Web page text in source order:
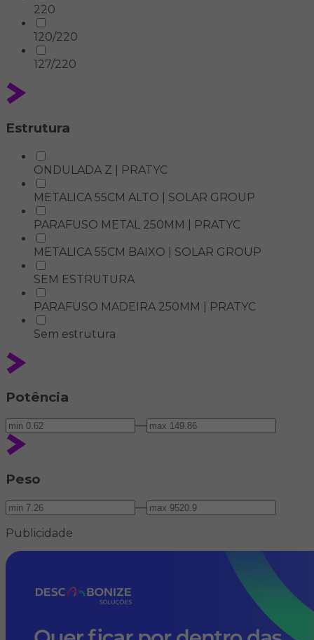
220
120/220
127/220
Estrutura
ONDULADA Z | PRATYC
METALICA 55CM ALTO | SOLAR GROUP
PARAFUSO METAL 250MM | PRATYC
METALICA 55CM BAIXO | SOLAR GROUP
SEM ESTRUTURA
PARAFUSO MADEIRA 250MM | PRATYC
Sem estrutura
Potência
—
Peso
—
Publicidade